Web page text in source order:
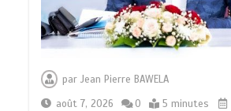
parJean Pierre BAWELA
août 7, 2026
0 5 minutes